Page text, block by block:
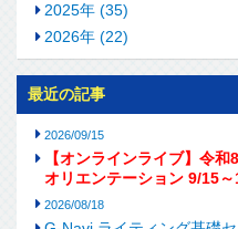
2025年 (35)
2026年 (22)
最近の記事
2026/09/15
【オンラインライブ】令
オリエンテーション 9/15
2026/08/18